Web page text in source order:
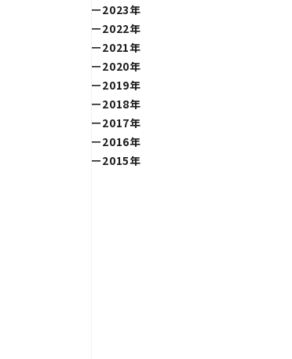
2023年
2022年
2021年
2020年
2019年
2018年
2017年
2016年
2015年